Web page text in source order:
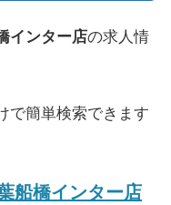
インター店の求人情
で簡単検索できます
船橋インター店